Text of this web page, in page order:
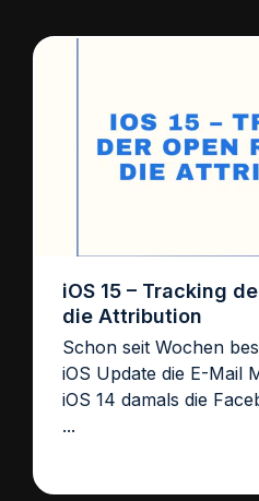
iOS 15 – Tracking
die Attribution
Schon seit Wochen
iOS Update die E-Mail
iOS 14 damals die
...